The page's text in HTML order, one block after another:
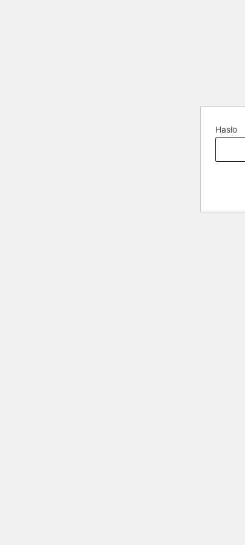
Hasło